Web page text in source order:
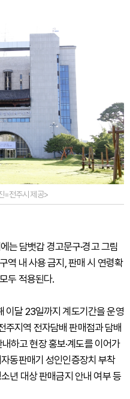
=전주시 제공>
는 담뱃갑 경고문구·경고 그림
역 내 사용 금지, 판매 시 연령확
두 적용된다.
이달 23일까지 계도기간을 운영
주지역 전자담배 판매점과 담배
하고 현장 홍보·계도를 이어가
동판매기 성인인증장치 부착
년 대상 판매금지 안내 여부 등